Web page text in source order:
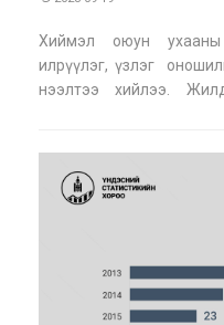
Хиймэл оюун ухааны
илрүүлэг, үзлэг
нээлтээ хийлээ.